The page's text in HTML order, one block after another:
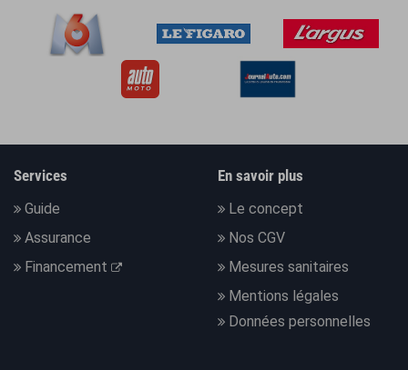
Services
Guide
Assurance
Financement
En savoir plus
Le concept
Nos CGV
Mesures sanitaires
Mentions légales
Données personnelles